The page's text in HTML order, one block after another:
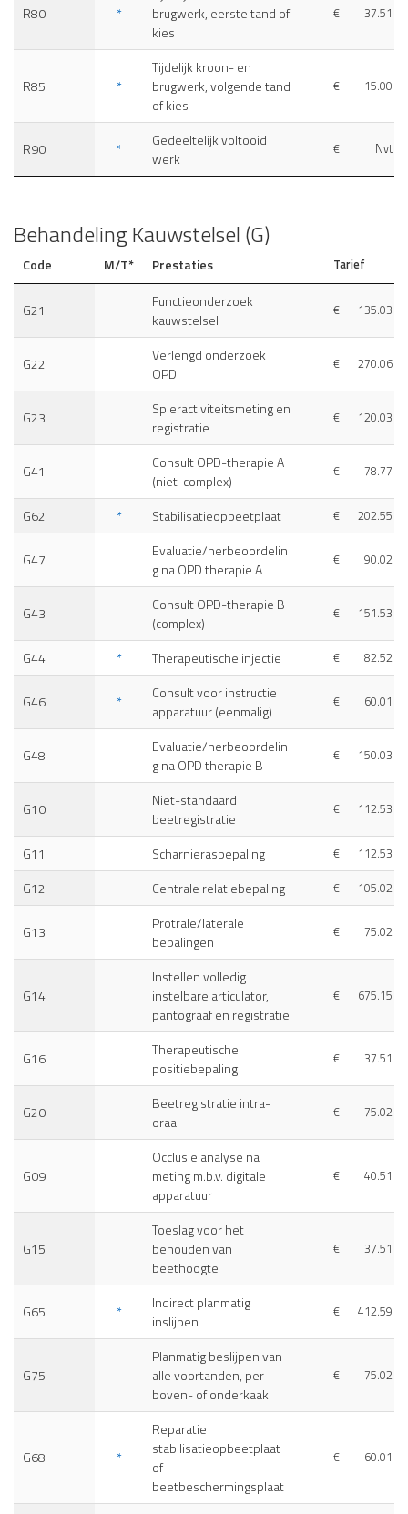
R80 *
brugwerk, eerste tand of
kies
€ 37.51
R85 *
Tijdelijk kroon- en
brugwerk, volgende tand
of kies
€ 15.00
R90 *
Gedeeltelijk voltooid
werk
€ Nvt
Behandeling Kauwstelsel (G)
Code M/T* Prestaties Tarief
G21
Functieonderzoek
kauwstelsel
€ 135.03
G22
Verlengd onderzoek
OPD
€ 270.06
G23
Spieractiviteitsmeting en
registratie
€ 120.03
G41
Consult OPD-therapie A
(niet-complex)
€ 78.77
G62 * Stabilisatieopbeetplaat € 202.55
G47
Evaluatie/herbeoordelin
g na OPD therapie A
€ 90.02
G43
Consult OPD-therapie B
(complex)
€ 151.53
G44 * Therapeutische injectie € 82.52
G46 *
Consult voor instructie
apparatuur (eenmalig)
€ 60.01
G48
Evaluatie/herbeoordelin
g na OPD therapie B
€ 150.03
G10
Niet-standaard
beetregistratie
€ 112.53
G11 Scharnierasbepaling € 112.53
G12 Centrale relatiebepaling € 105.02
G13
Protrale/laterale
bepalingen
€ 75.02
G14
Instellen volledig
instelbare articulator,
pantograaf en registratie
€ 675.15
G16
Therapeutische
positiebepaling
€ 37.51
G20
Beetregistratie intra-
oraal
€ 75.02
G09
Occlusie analyse na
meting m.b.v. digitale
apparatuur
€ 40.51
G15
Toeslag voor het
behouden van
beethoogte
€ 37.51
G65 *
Indirect planmatig
inslijpen
€ 412.59
G75
Planmatig beslijpen van
alle voortanden, per
boven- of onderkaak
€ 75.02
G68 *
Reparatie
stabilisatieopbeetplaat
of
beetbeschermingsplaat
€ 60.01